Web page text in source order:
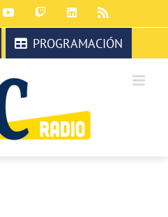
YouTubeTwitchLinkedIn
PROGRAMACIÓN